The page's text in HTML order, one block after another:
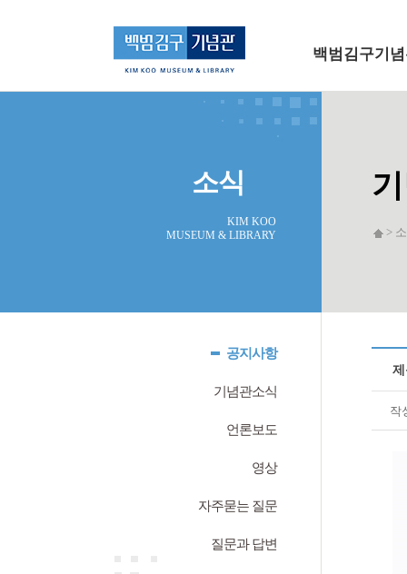
백범김구기
소식
KIM KOO
MUSEUM & LIBRARY
>
공지사항
기념관소식
언론보도
영상
자주묻는 질문
질문과 답변
작